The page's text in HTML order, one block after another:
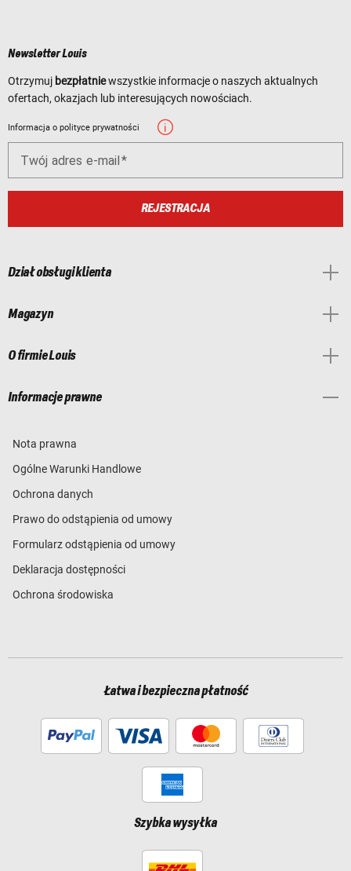
Newsletter Louis
Otrzymuj bezpłatniewszystkie informacje o naszych aktualnych
ofertach, okazjach lub interesujących nowościach.
Informacja o polityce prywatności
Twój adres e-mail
REJESTRACJA
Dział obsługi klienta
Magazyn
O firmie Louis
Informacje prawne
Nota prawna
Ogólne Warunki Handlowe
Ochrona danych
Prawo do odstąpienia od umowy
Formularz odstąpienia od umowy
Deklaracja dostępności
Ochrona środowiska
Łatwa i bezpieczna płatność
Szybka wysyłka